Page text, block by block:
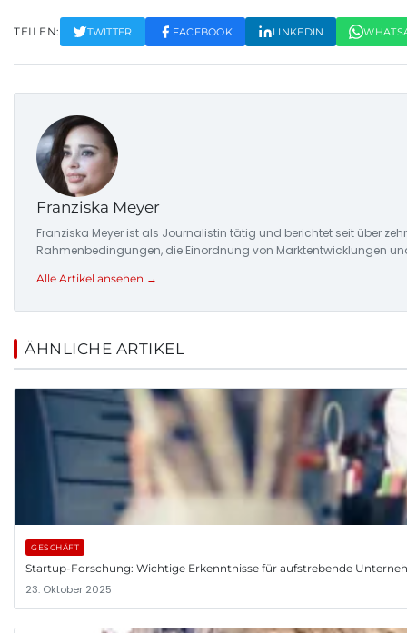
TEILEN: TWITTER FACEBOOK LINKEDIN
Franziska Meyer
Franziska Meyer ist als Journalistin tätig und berichtet seit über
Rahmenbedingungen, die Einordnung von Marktentwicklungen
Alle Artikel ansehen →
ÄHNLICHE ARTIKEL
GESCHÄFT
Startup-Forschung: Wichtige Erkenntnisse für aufstrebende
23. Oktober 2025